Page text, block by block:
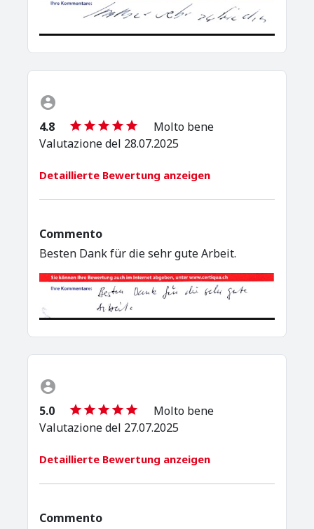
4.8
Molto bene
Valutazione del 28.07.2025
Detaillierte Bewertung anzeigen
Commento
Besten Dank für die sehr gute Arbeit.
5.0
Molto bene
Valutazione del 27.07.2025
Detaillierte Bewertung anzeigen
Commento